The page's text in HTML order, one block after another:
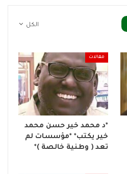
الكل
مقالات
*د محمد خير حسن محمد
خير يكتب* *مؤسسات لم
تعد ( وطنية خالصة )*